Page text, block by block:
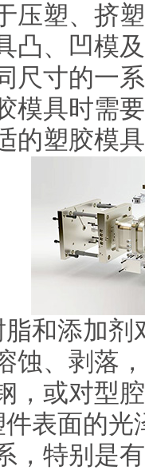
压塑、挤
凸、凹模
尺寸的一
模具时需
的塑胶模
和添加
蚀、剥落
，或对型
表面的
，特别是